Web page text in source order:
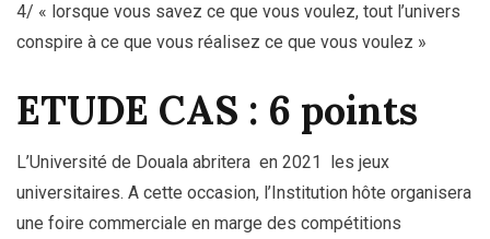
4/ « lorsque vous savez ce que vous voulez, tout l’univers
conspire à ce que vous réalisez ce que vous voulez »
ETUDE CAS : 6 points
L’Université de Douala abritera en 2021 les jeux
universitaires. A cette occasion, l’Institution hôte organisera
une foire commerciale en marge des compétitions